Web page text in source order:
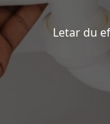
Letar du